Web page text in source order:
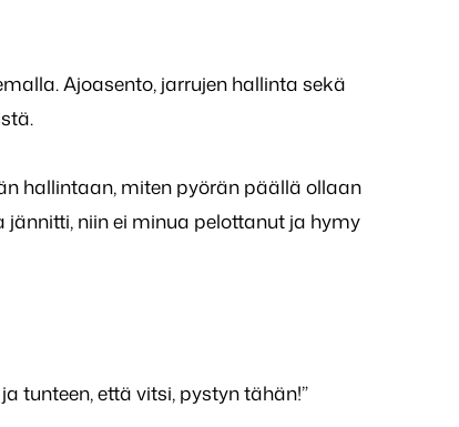
Ajoasento, jarrujen hallinta sekä
hallintaan, miten pyörän päällä ollaan
niin ei minua pelottanut ja hymy
tunteen, että vitsi, pystyn tähän!”